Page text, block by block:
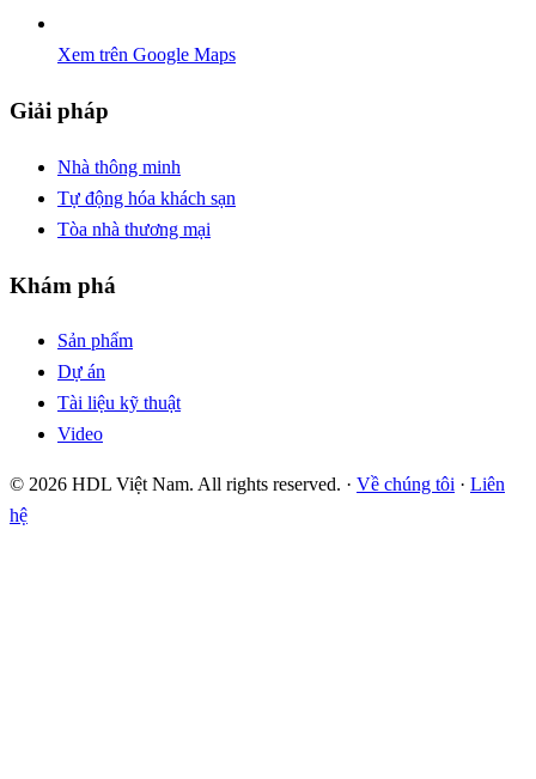
Xem trên Google Maps
Giải pháp
Nhà thông minh
Tự động hóa khách sạn
Tòa nhà thương mại
Khám phá
Sản phẩm
Dự án
Tài liệu kỹ thuật
Video
© 2026 HDL Việt Nam. All rights reserved. · Về chúng tôi · Liên
hệ